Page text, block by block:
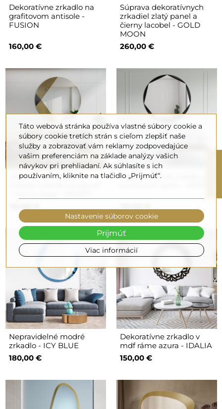
Dekoratívne zrkadlo na
grafitovom antisole -
FUSION
160,00 €
Súprava dekoratívnych
zrkadiel zlatý panel a
čierny lacobel - GOLD
MOON
260,00 €
Okrúhle dekoratívne
Sedemhranné zrkadlo v
Nepravidelné modré
zrkadlo - ICY BLUE
180,00 €
Dekoratívne zrkadlo v
mdf ráme azura - IDALIA
150,00 €
Táto webová stránka používa vlastné súbory cookie a
súbory cookie tretích strán s cieľom zlepšiť naše
služby a zobrazovať vám reklamy zodpovedajúce
vašim preferenciám na základe analýzy vašich
návykov pri prehliadaní. Ak súhlasíte s ich
používaním, kliknite na tlačidlo „Prijmúť“.
Viac informácií
Nastavenie súborov cookie
Prijmúť